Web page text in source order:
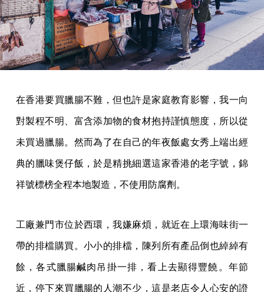
在香港要買臘腸不難，但也許是家庭教育影響，我一向
對製程不明、富含添加物的食材抱持謹慎態度，所以從
未買過臘腸。然而為了在自己的年夜飯處女秀上端出經
典的臘味煲仔飯，於是精挑細選這家香港的老字號，錦
祥號標榜全程本地製造，不使用防腐劑。
工廠兼門市位於西環，我嫌麻煩，就近在上環海味街一
帶的排檔購買。小小的排檔，陳列所有產品倒也綽綽有
餘，各式臘腸鹹肉吊掛一排，看上去顯得豐饒。年節
近，停下來買臘腸的人潮不少，這是老店令人心安的證